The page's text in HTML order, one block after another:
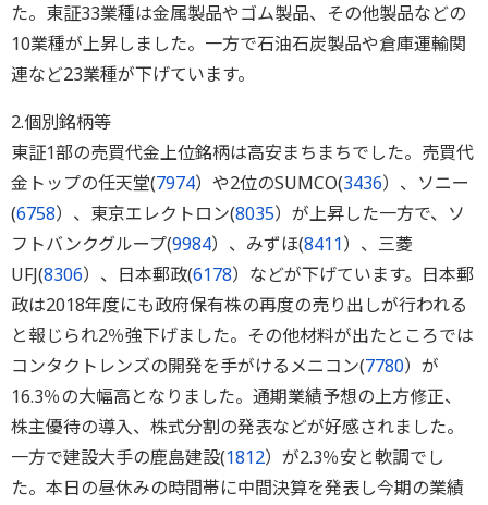
た。東証33業種は金属製品やゴム製品、その他製品などの
10業種が上昇しました。一方で石油石炭製品や倉庫運輸関
連など23業種が下げています。
2.個別銘柄等
東証1部の売買代金上位銘柄は高安まちまちでした。売買代
金トップの任天堂(7974）や2位のSUMCO(3436）、ソニー
(6758）、東京エレクトロン(8035）が上昇した一方で、ソ
フトバンクグループ(9984）、みずほ(8411）、三菱
UFJ(8306）、日本郵政(6178）などが下げています。日本郵
政は2018年度にも政府保有株の再度の売り出しが行われる
と報じられ2％強下げました。その他材料が出たところでは
コンタクトレンズの開発を手がけるメニコン(7780）が
16.3％の大幅高となりました。通期業績予想の上方修正、
株主優待の導入、株式分割の発表などが好感されました。
一方で建設大手の鹿島建設(1812）が2.3％安と軟調でし
た。本日の昼休みの時間帯に中間決算を発表し今期の業績